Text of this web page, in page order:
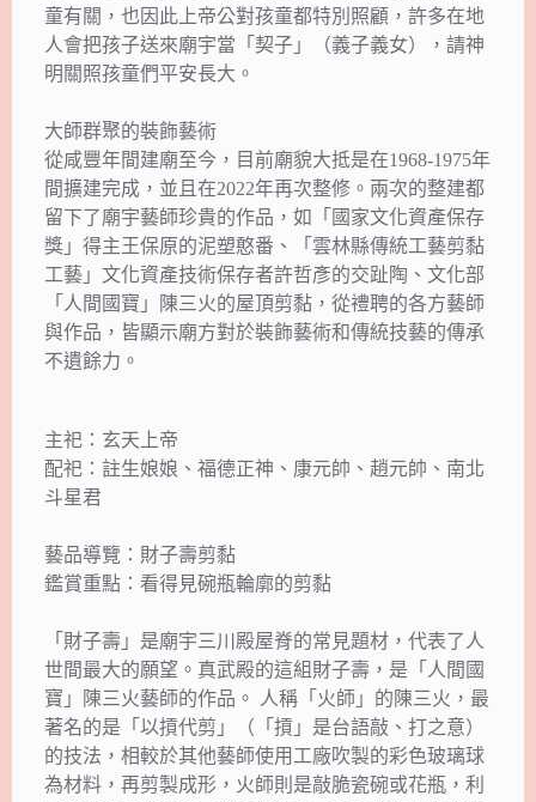
童有關，也因此上帝公對孩童都特別照顧，許多在地
人會把孩子送來廟宇當「契子」（義子義女），請神
明關照孩童們平安長大。
大師群聚的裝飾藝術
從咸豐年間建廟至今，目前廟貌大抵是在1968-1975年
間擴建完成，並且在2022年再次整修。兩次的整建都
留下了廟宇藝師珍貴的作品，如「國家文化資產保存
獎」得主王保原的泥塑憨番、「雲林縣傳統工藝剪黏
工藝」文化資產技術保存者許哲彥的交趾陶、文化部
「人間國寶」陳三火的屋頂剪黏，從禮聘的各方藝師
與作品，皆顯示廟方對於裝飾藝術和傳統技藝的傳承
不遺餘力。
主祀：玄天上帝
配祀：註生娘娘、福德正神、康元帥、趙元帥、南北
斗星君
藝品導覽：財子壽剪黏
鑑賞重點：看得見碗瓶輪廓的剪黏
「財子壽」是廟宇三川殿屋脊的常見題材，代表了人
世間最大的願望。真武殿的這組財子壽，是「人間國
寶」陳三火藝師的作品。 人稱「火師」的陳三火，最
著名的是「以摃代剪」（「摃」是台語敲、打之意）
的技法，相較於其他藝師使用工廠吹製的彩色玻璃球
為材料，再剪製成形，火師則是敲脆瓷碗或花瓶，利